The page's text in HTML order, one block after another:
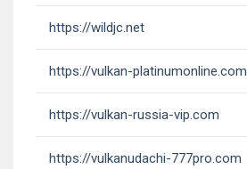
https://wildjc.net
https://vulkan-platinumonline.com
https://vulkan-russia-vip.com
https://vulkanudachi-777pro.com